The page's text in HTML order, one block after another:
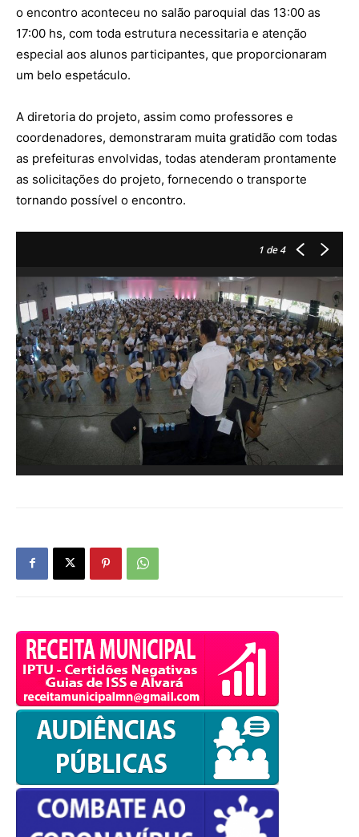
o encontro aconteceu no salão paroquial das 13:00 as
17:00 hs, com toda estrutura necessitaria e atenção
especial aos alunos participantes, que proporcionaram
um belo espetáculo.
A diretoria do projeto, assim como professores e
coordenadores, demonstraram muita gratidão com todas
as prefeituras envolvidas, todas atenderam prontamente
as solicitações do projeto, fornecendo o transporte
tornando possível o encontro.
1 de 4